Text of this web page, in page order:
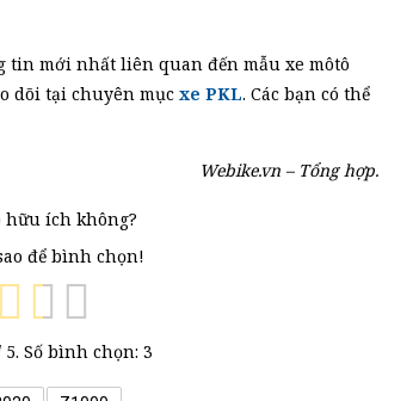
tin mới nhất liên quan đến mẫu xe môtô
dõi tại chuyên mục xe PKL. Các bạn có thể
Webike.vn – Tổng hợp.
hữu ích không?
để bình chọn!
5. Số bình chọn: 3